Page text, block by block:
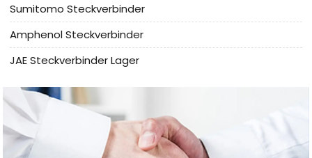
Sumitomo Steckverbinder
Amphenol Steckverbinder
JAE Steckverbinder Lager